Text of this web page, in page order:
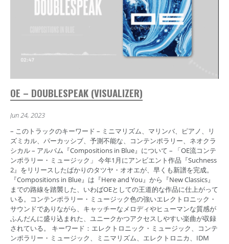
OE – DOUBLESPEAK (VISUALIZER)
Jun 24, 2023
– このトラックのキーワード – ミニマリズム、マリンバ、ピアノ、リ
ズミカル、パーカッシブ、予測不能な、コンテンポラリー、ネオクラ
シカル – アルバム『Compositions in Blue』について – 「OE流コンテ
ンポラリー・ミュージック」 今年1月にアンビエント作品『Suchness
2』をリリースしたばかりのタツヤ・オオエが、早くも新譜を完成。
『Compositions in Blue』は『Here and You』から『New Classics』
までの路線を踏襲した、いわばOEとしての王道的な作品に仕上がって
いる。コンテンポラリー・ミュージック色の強いエレクトロニック・
サウンドでありながら、キャッチーなメロディやヒューマンな質感が
ふんだんに盛り込まれた、ユニークかつアクセスしやすい楽曲が収録
されている。 キーワード：エレクトロニック・ミュージック、コンテ
ンポラリー・ミュージック、ミニマリズム、エレクトロニカ、IDM